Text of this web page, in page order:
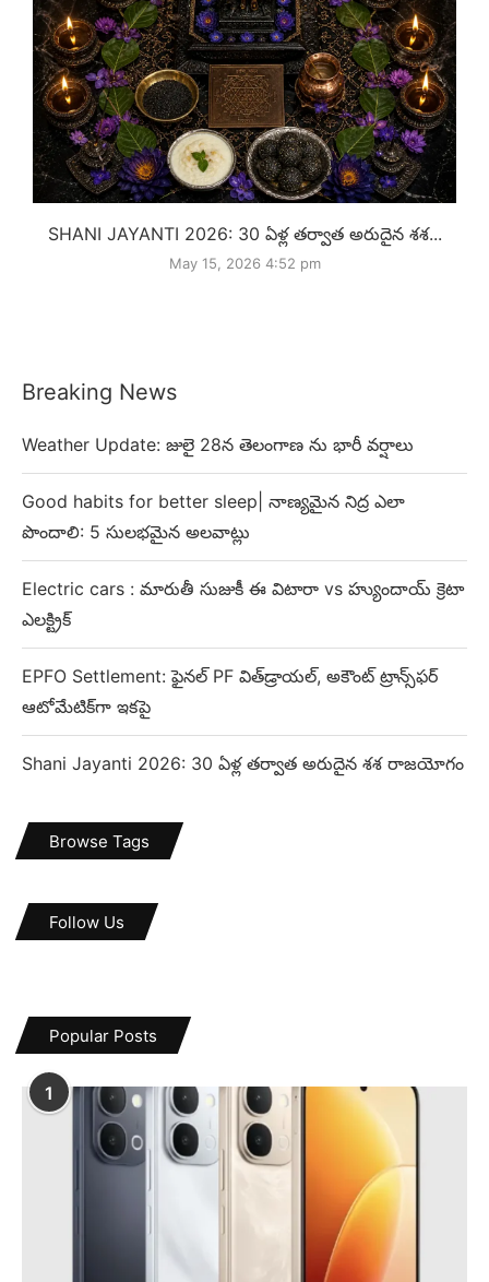
SHANI JAYANTI 2026: 30 ఏళ్ల తర్వాత అరుదైన శశ...
May 15, 2026 4:52 pm
Breaking News
Weather Update: జులై 28న తెలంగాణ ను భారీ వర్షాలు
Good habits for better sleep| నాణ్యమైన నిద్ర ఎలా
పొందాలి: 5 సులభమైన అలవాట్లు
Electric cars : మారుతీ సుజుకీ ఈ విటారా vs హ్యుందాయ్ క్రెటా
ఎలక్ట్రిక్
EPFO Settlement: ఫైనల్ PF విత్‌డ్రాయల్, అకౌంట్ ట్రాన్స్‌ఫర్
ఆటోమేటిక్‌గా ఇకపై
Shani Jayanti 2026: 30 ఏళ్ల తర్వాత అరుదైన శశ రాజయోగం
Browse Tags
Follow Us
Popular Posts
1